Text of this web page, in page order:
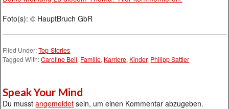
Foto(s): © HauptBruch GbR
Filed Under:Top-Stories
Tagged With:Caroline Beil, Familie, Karriere, Kinder, Philipp Sattler
Speak Your Mind
Du musstangemeldet sein, um einen Kommentar abzugeben.